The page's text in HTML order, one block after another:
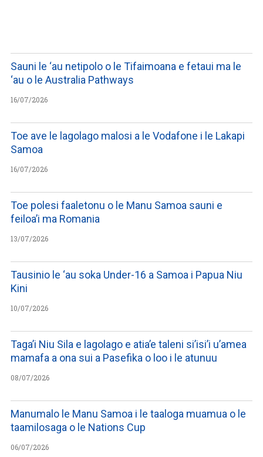
Sauni le ‘au netipolo o le Tifaimoana e fetaui ma le
‘au o le Australia Pathways
16/07/2026
Toe ave le lagolago malosi a le Vodafone i le Lakapi
Samoa
16/07/2026
Toe polesi faaletonu o le Manu Samoa sauni e
feiloa’i ma Romania
13/07/2026
Tausinio le ‘au soka Under-16 a Samoa i Papua Niu
Kini
10/07/2026
Taga’i Niu Sila e lagolago e atia’e taleni si’isi’i u’amea
mamafa a ona sui a Pasefika o loo i le atunuu
08/07/2026
Manumalo le Manu Samoa i le taaloga muamua o le
taamilosaga o le Nations Cup
06/07/2026